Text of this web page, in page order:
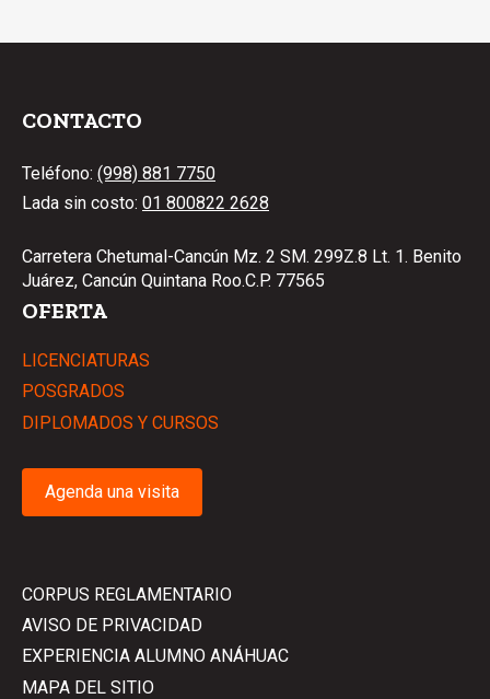
CONTACTO
Teléfono: (998) 881 7750
Lada sin costo: 01 800822 2628
Carretera Chetumal-Cancún Mz. 2 SM. 299Z.8 Lt. 1. Benito
Juárez, Cancún Quintana Roo.C.P. 77565
OFERTA
LICENCIATURAS
POSGRADOS
DIPLOMADOS Y CURSOS
Agenda una visita
CORPUS REGLAMENTARIO
AVISO DE PRIVACIDAD
EXPERIENCIA ALUMNO ANÁHUAC
MAPA DEL SITIO